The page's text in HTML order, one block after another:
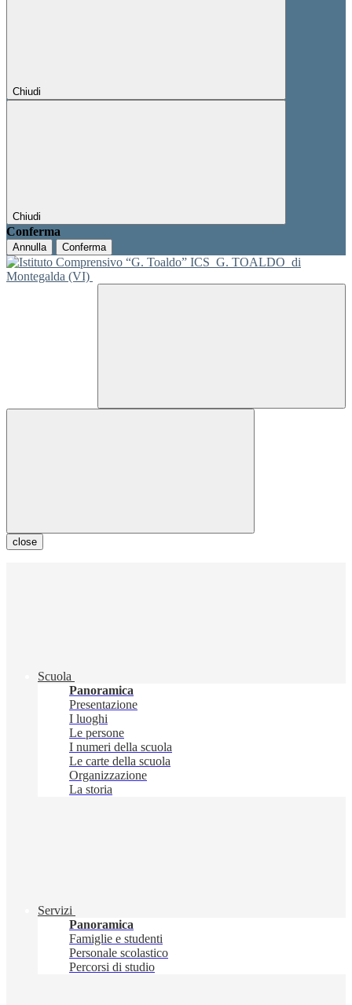
Chiudi
Chiudi
Conferma
Annulla Conferma
ICS G. TOALDO di
Montegalda (VI)
close
Scuola
Panoramica
Presentazione
I luoghi
Le persone
I numeri della scuola
Le carte della scuola
Organizzazione
La storia
Servizi
Panoramica
Famiglie e studenti
Personale scolastico
Percorsi di studio